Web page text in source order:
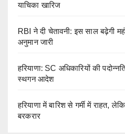
याचिका खारिज
RBI ने दी चेतावनी: इस साल बढ़ेगी
अनुमान जारी
हरियाणा: SC अधिकारियों की
स्थगन आदेश
हरियाणा में बारिश से गर्मी में राहत,
बरकरार